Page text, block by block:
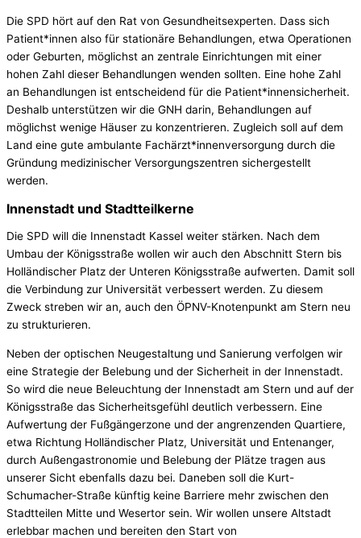
Die SPD hört auf den Rat von Gesundheitsexperten. Dass sich
Patient*innen also für stationäre Behandlungen, etwa Operationen
oder Geburten, möglichst an zentrale Einrichtungen mit einer
hohen Zahl dieser Behandlungen wenden sollten. Eine hohe Zahl
an Behandlungen ist entscheidend für die Patient*innensicherheit.
Deshalb unterstützen wir die GNH darin, Behandlungen auf
möglichst wenige Häuser zu konzentrieren. Zugleich soll auf dem
Land eine gute ambulante Fachärzt*innenversorgung durch die
Gründung medizinischer Versorgungszentren sichergestellt
werden.
Innenstadt und Stadtteilkerne
Die SPD will die Innenstadt Kassel weiter stärken. Nach dem
Umbau der Königsstraße wollen wir auch den Abschnitt Stern bis
Holländischer Platz der Unteren Königsstraße aufwerten. Damit soll
die Verbindung zur Universität verbessert werden. Zu diesem
Zweck streben wir an, auch den ÖPNV-Knotenpunkt am Stern neu
zu strukturieren.
Neben der optischen Neugestaltung und Sanierung verfolgen wir
eine Strategie der Belebung und der Sicherheit in der Innenstadt.
So wird die neue Beleuchtung der Innenstadt am Stern und auf der
Königsstraße das Sicherheitsgefühl deutlich verbessern. Eine
Aufwertung der Fußgängerzone und der angrenzenden Quartiere,
etwa Richtung Holländischer Platz, Universität und Entenanger,
durch Außengastronomie und Belebung der Plätze tragen aus
unserer Sicht ebenfalls dazu bei. Daneben soll die Kurt-
Schumacher-Straße künftig keine Barriere mehr zwischen den
Stadtteilen Mitte und Wesertor sein. Wir wollen unsere Altstadt
erlebbar machen und bereiten den Start von